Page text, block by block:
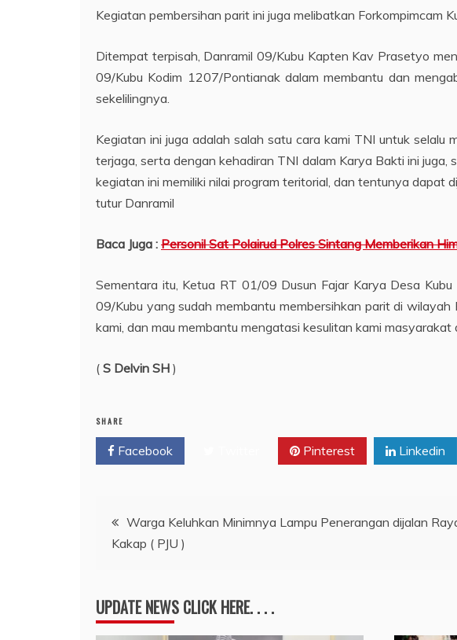
Kegiatan pembersihan parit ini juga melibatkan Forkompimcam
Ditempat terpisah, Danramil 09/Kubu Kapten Kav Prasetyo
09/Kubu Kodim 1207/Pontianak dalam membantu dan
sekelilingnya.
Kegiatan ini juga adalah salah satu cara kami TNI untuk
terjaga, serta dengan kehadiran TNI dalam Karya Bakti ini
kegiatan ini memiliki nilai program teritorial, dan tentunya dapat
tutur Danramil
Baca Juga : Personil Sat Polairud Polres Sintang Memberikan
Sementara itu, Ketua RT 01/09 Dusun Fajar Karya Desa
09/Kubu yang sudah membantu membersihkan parit di
kami, dan mau membantu mengatasi kesulitan kami masyarakat
( S Delvin SH )
SHARE
Facebook Pinterest Linkedin
Navigasi
pos
Warga Keluhkan Minimnya Lampu Penerangan dijalan
Kakap ( PJU )
UPDATE NEWS CLICK HERE. . . .